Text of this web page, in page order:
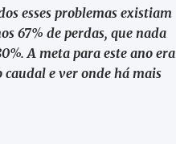
esses problemas existiam
67% de perdas, que nada
A meta para este ano era
e ver onde há mais